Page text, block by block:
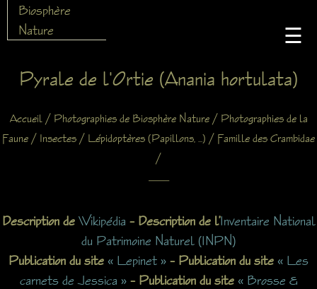
Biosphère
Nature
☰
Pyrale de l'Ortie (Anania hortulata)
Accueil/ Photographies de Biosphère Nature/ Photographies de la
Faune / Insectes / Lépidoptères (Papillons, ...) / Famille des Crambidae
/
X
Description de Wikipédia – Description de l’Inventaire National
du Patrimoine Naturel (INPN)
Publication du site « Lepinet » – Publication du site « Les
carnets de Jessica » – Publication du site « Brosse &